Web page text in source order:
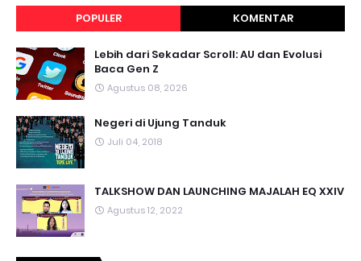
POPULER KOMENTAR
Lebih dari Sekadar Scroll: AU dan Evolusi
Baca Gen Z
Agustus 08, 2026
Negeri di Ujung Tanduk
Juli 04, 2018
TALKSHOW DAN LAUNCHING MAJALAH EQ XXIV
Agustus 12, 2022